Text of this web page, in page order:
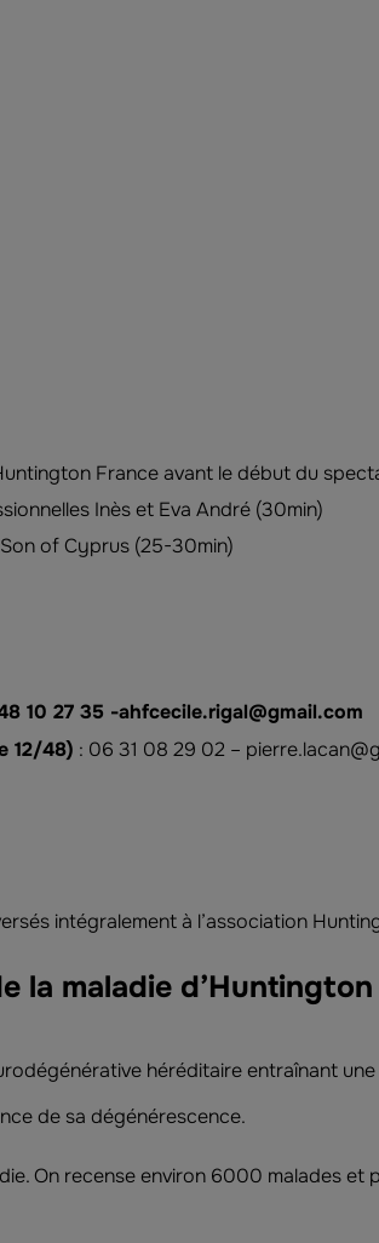
France avant le début du
Inès et Eva André (30min)
of Cyprus (25-30min)
10 27 35 -ahfcecile.rigal@gmail.com
12/48) : 06 31 08 29 02 –
intégralement à l’association
la maladie d’Huntington
héréditaire entraînant
de sa dégénérescence.
On recense environ 6000 malades